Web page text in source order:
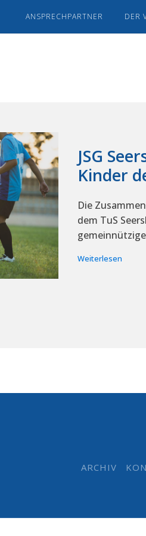
ANSPRECHPARTNER DER
JSG
Kinder
Die
dem TuS
Weiterlesen
ARCHIV